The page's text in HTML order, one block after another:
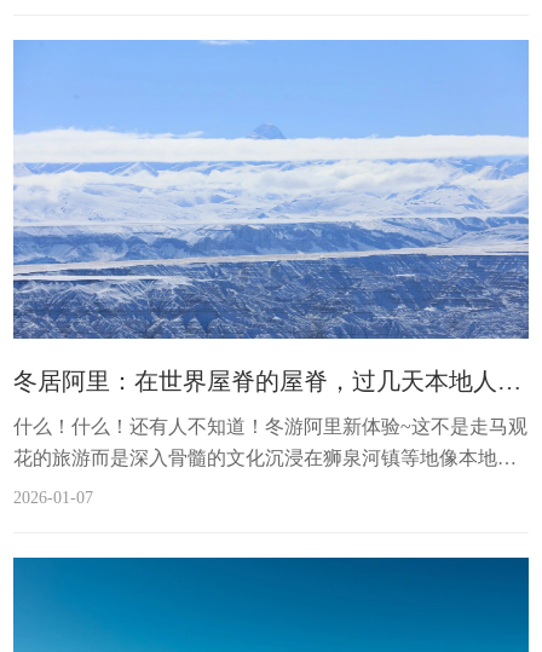
的自然景观与深厚文化底蕴。“天上阿里”...
冬居阿里：在世界屋脊的屋脊，过几天本地人的生活
什么！什么！还有人不知道！冬游阿里新体验~这不是走马观
花的旅游而是深入骨髓的文化沉浸在狮泉河镇等地像本地人
一样生活数日逛本地集市在茶馆闲聊体验真实的阿里日常这
2026-01-07